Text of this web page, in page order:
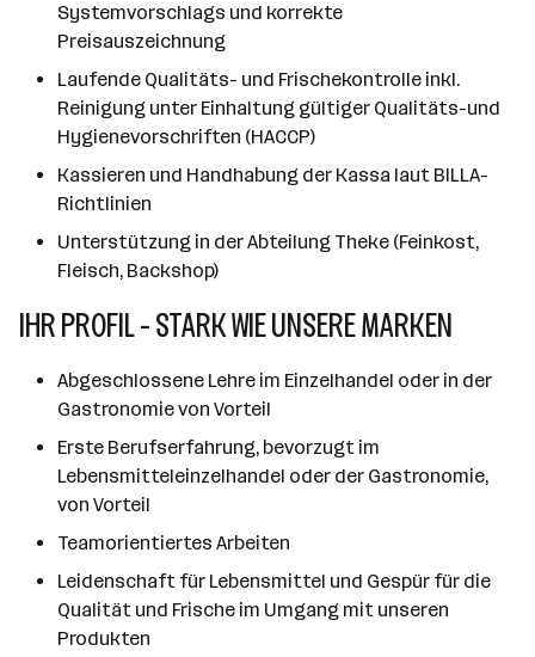
Systemvorschlags und korrekte
Preisauszeichnung
Laufende Qualitäts- und Frischekontrolle inkl.
Reinigung unter Einhaltung gültiger Qualitäts-und
Hygienevorschriften (HACCP)
Kassieren und Handhabung der Kassa laut BILLA-
Richtlinien
Unterstützung in der Abteilung Theke (Feinkost,
Fleisch, Backshop)
IHR PROFIL - STARK WIE UNSERE MARKEN
Abgeschlossene Lehre im Einzelhandel oder in der
Gastronomie von Vorteil
Erste Berufserfahrung, bevorzugt im
Lebensmitteleinzelhandel oder der Gastronomie,
von Vorteil
Teamorientiertes Arbeiten
Leidenschaft für Lebensmittel und Gespür für die
Qualität und Frische im Umgang mit unseren
Produkten